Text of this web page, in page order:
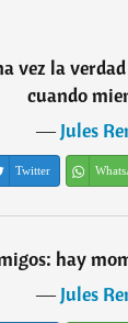
vez la
cuando
―Jules
Twitter
hay
―Jules